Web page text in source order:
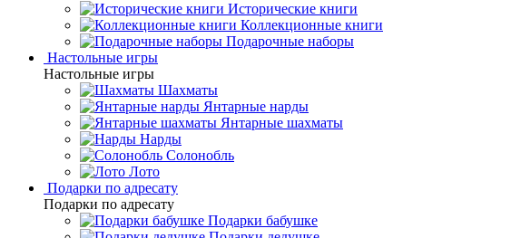
Исторические книги
Коллекционные книги
Подарочные наборы
Настольные игры
Настольные игры
Шахматы
Янтарные нарды
Янтарные шахматы
Нарды
Солонобль
Лото
Подарки по адресату
Подарки по адресату
Подарки бабушке